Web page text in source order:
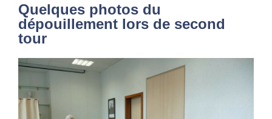
Quelques photos du
dépouillement lors de second
tour